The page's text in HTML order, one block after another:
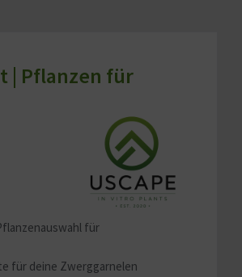
| Pflanzen für
für
für deine Zwerggarnelen